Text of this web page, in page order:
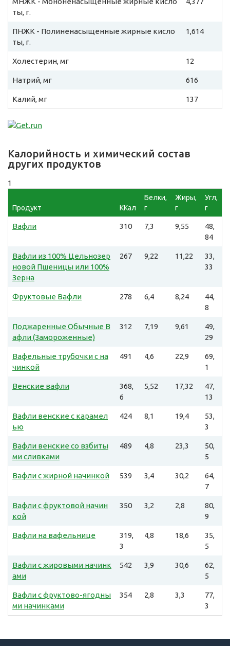
ты, г.
ПНЖК - Полиненасыщенные жирные кисло
ты, г.
1,614
Холестерин, мг 12
Натрий, мг 616
Калий, мг 137
Калорийность и химический состав
других продуктов
1
Продукт ККал
Белки,
г
Жиры,
г
Угл,
г
Вафли 310 7,3 9,55
48,
84
Вафли из 100% Цельнозер
новой Пшеницы или 100%
Зерна
267 9,22 11,22
33,
33
Фруктовые Вафли 278 6,4 8,24
44,
8
Поджаренные Обычные В
афли (Замороженные)
312 7,19 9,61
49,
29
Вафельные трубочки с на
чинкой
491 4,6 22,9
69,
1
Венские вафли
368,
6
5,52 17,32
47,
13
Вафли венские с карамел
ью
424 8,1 19,4
53,
3
Вафли венские со взбиты
ми сливками
489 4,8 23,3
50,
5
Вафли с жирной начинкой 539 3,4 30,2
64,
7
Вафли с фруктовой начин
кой
350 3,2 2,8
80,
9
Вафли на вафельнице
319,
3
4,8 18,6
35,
5
Вафли с жировыми начинк
ами
542 3,9 30,6
62,
5
Вафли с фруктово-ягодны
ми начинками
354 2,8 3,3
77,
3